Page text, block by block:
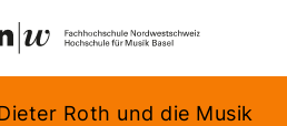
Roth und die Musik